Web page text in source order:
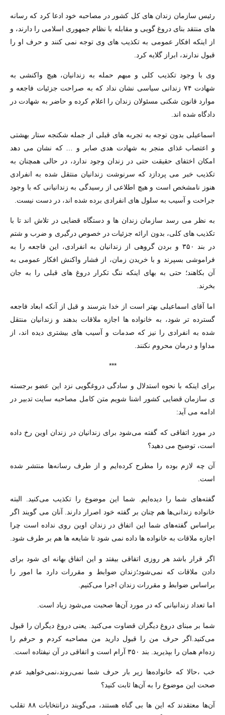
رئیس سازمان زندان های کل کشور در مصاحبه خود ادعا کرد که رسانه
های منتقد بنای دروغ گویی و مقابله با نظام جمهوری اسلامی را دارند، و
از اینکه افکار عمومی به تکذیب های وی توجه نمی کنند و حرف او را
قبول ندارند، ابراز گلایه کرد.
وی با وجود تکذیب کلی و مبهم حمله به زندانیان، هیچ واکنشی به
شهادت ۷۴ زندانی سیاسی نشان نداد که به صراحت جزئیات فاجعه و
موارد قانون شکنی مسئولان زندان را اعلام کرده و حاضر به شهادت در
دادگاه شده اند.
اسماعیلی بدون توجه به تجربه های قبلی از جمله شکنجه ستار بهشتی
و اعتصاب غذای منجر به شهادت هدی صابر و … که نشان می دهد
امکان اختفای حقیقت حتی در زندان وجود ندارد، در حالی همچنان به
تکذیب خبر می پردازد که سرنوشت زندانیان منتقل شده به انفرادی
هنوز نامشخص است و هیچ اطلاعی از رسیدگی به زندانیانی که با وجود
جراحت و آسیب به سلول های انفرادی برده شده اند، در دست نیست.
به نظر می رسد سازمان زندان ها و دستگاه قضایی در تلاش اند تا با
تکذیب های کلی، بدون ارائه جزئیات در خصوص درگیری و ضرب و شتم
در بند ۳۵۰ و بردن گروهی از زندانیان به انفرادی، این فاجعه را به
فراموشی بسپرند و با خریدن زمان، از فشار واکنش افکار عمومی به
آن بکاهند؛ حتی به بهای اینکه ننگ تکرار دروغ های قبلی را به جان
بخرند.
اما آقای اسماعیلی بهتر است از خدا بترسند و قبل از آنکه ابعاد فاجعه
گسترده تر شود، به خانواده ها اجازه ملاقات بدهند و زندانیان منتقل
شده به انفرادی را نیز که صدمات و آسیب های بیشتری دیده اند، از
مداوا و درمان محروم نکنند.
***
برای اینکه با نحوه استدلال و سادگی دروغگویی نزد این عضو برجسته
ی سازمان قضایی کشور اشنا شویم متن کامل مصاحبه سایت تدبیر در
ادامه می آید:
در مورد اتفاقی که گفته می‌شود برای زندانیان در زندان اوین رخ داده
است، توضیح می دهید؟
آن چه لازم بوده را مطرح کرده‌ایم و از طرف رسانه‌ها منتشر شده
است.
گفته‌های شما را دیده‌ایم. شما این موضوع را تکذیب می‌کنید. البته
خانواده زندانی‌ها هم چنان بر گفته خود اصرار دارند. آنان می گویند اگر
براساس گفته‌های شما این اتفاق در زندان اوین روی نداده است چرا
اجازه ملاقات به خانواده ها داده نمی شود تا شایعه ها هم بر طرف شود.
اگر قرار باشد هر روزی اتفاقی بیفتد و این اتفاق بهانه ای شود برای
دادن ملاقات که نمی‌شود؛زندان ضوابط و مقررات دارد ما امور را
براساس ضوابط و مقررات زندان اجرا می‌کنیم.
اما تعداد زندانیانی که در مورد آن‌ها صحبت می‌شود زیاد است.
شما بر مبنای دروغ دیگران قضاوت می‌کنید. یعنی دروغ دیگران را قبول
می‌کنید.اگر حرف من را قبول دارید من مصاحبه کردم و حرفم را
زده‌ام همان را بپذیرید. بند ۳۵۰ آرام است و اتفاقی در آن نیفتاده است.
خب ،حالا که خانواده‌ها زیر بار حرف شما نمی‌روند،نمی‌خواهید عدم
صحت این موضوع را به آن‌ها ثابت کنید؟
آن‌ها معتقدند که این ها بی گناه هستند، می‌گویند درانتخابات ۸۸ تقلب